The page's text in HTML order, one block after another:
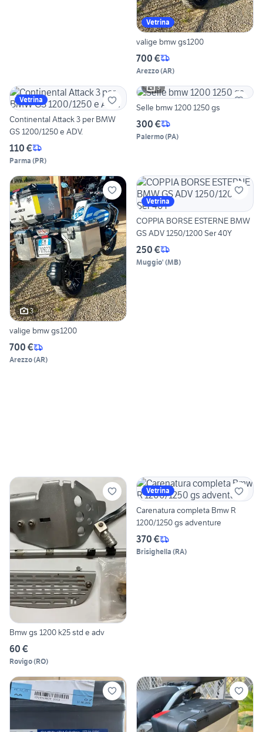
Vetrina
valige bmw gs1200
700 €
Arezzo(AR)
Vetrina
Continental Attack 3 per BMW
GS 1200/1250 e ADV.
110 €
Parma (PR)
3
Selle bmw 1200 1250 gs
300 €
Palermo(PA)
3
valige bmw gs1200
700 €
Arezzo(AR)
Vetrina
COPPIA BORSE ESTERNE BMW
GS ADV 1250/1200 Ser 40Y
250 €
Muggio' (MB)
Bmw gs 1200 k25 std e adv
60 €
Rovigo(RO)
Vetrina
Carenatura completa Bmw R
1200/1250 gs adventure
370 €
Brisighella (RA)